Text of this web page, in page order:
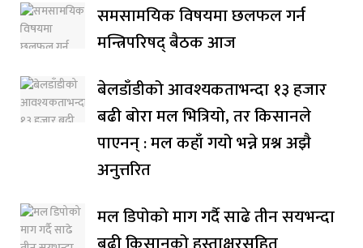
समसामयिक विषयमा छलफल गर्न
मन्त्रिपरिषद् बैठक आज
बेलडाँडीको आवश्यकताभन्दा १३ हजार
बढी बोरा मल भित्रियो, तर किसानले
पाएनन् : मल कहाँ गयो भन्ने प्रश्न अझै
अनुत्तरित
मल डिपोको माग गर्दै साढे तीन सयभन्दा